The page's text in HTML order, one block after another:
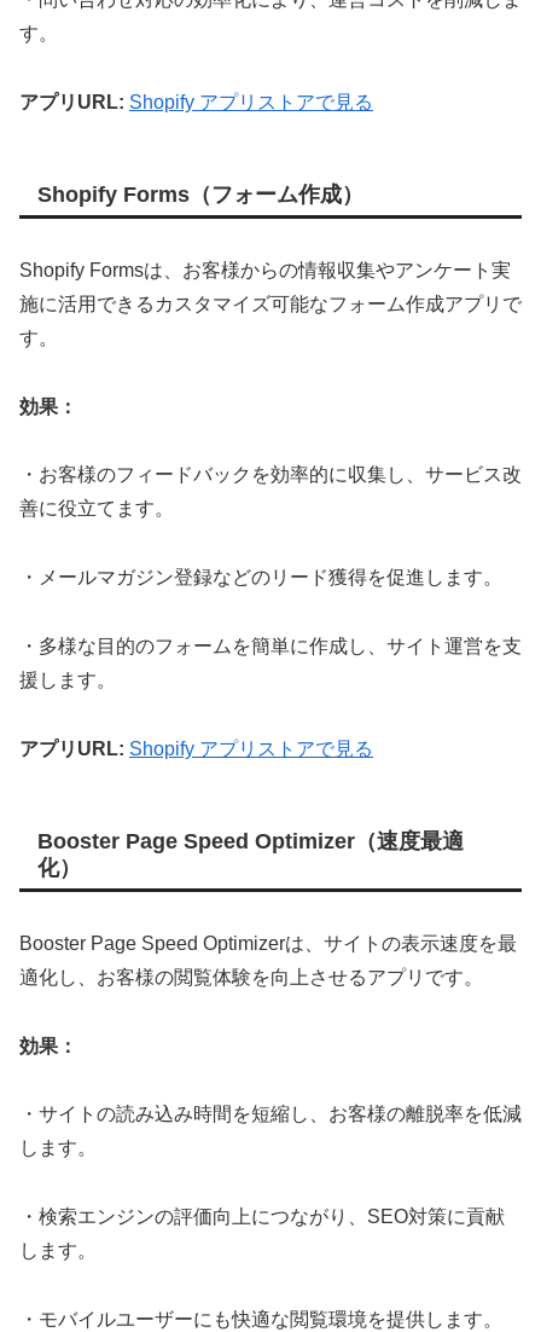
す。
アプリURL: Shopify アプリストアで見る
Shopify Forms（フォーム作成）
Shopify Formsは、お客様からの情報収集やアンケート実
施に活用できるカスタマイズ可能なフォーム作成アプリで
す。
効果：
・お客様のフィードバックを効率的に収集し、サービス改
善に役立てます。
・メールマガジン登録などのリード獲得を促進します。
・多様な目的のフォームを簡単に作成し、サイト運営を支
援します。
アプリURL: Shopify アプリストアで見る
Booster Page Speed Optimizer（速度最適
化）
Booster Page Speed Optimizerは、サイトの表示速度を最
適化し、お客様の閲覧体験を向上させるアプリです。
効果：
・サイトの読み込み時間を短縮し、お客様の離脱率を低減
します。
・検索エンジンの評価向上につながり、SEO対策に貢献
します。
・モバイルユーザーにも快適な閲覧環境を提供します。